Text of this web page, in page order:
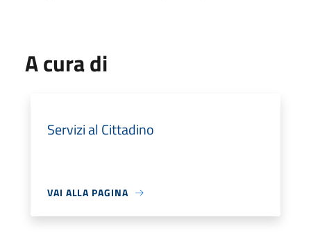
A cura di
Servizi al Cittadino
VAI ALLA PAGINA